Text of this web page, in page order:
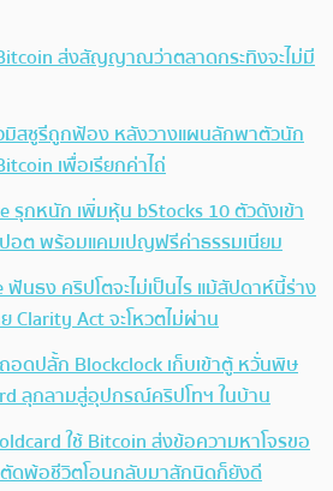
ส่งสัญญาณว่าตลาดกระทิงจะไม่มี
มิสซูรีถูกฟ้อง หลังวางแผนลักพาตัวนัก
เพื่อเรียกค่าไถ่
รุกหนัก เพิ่มหุ้น bStocks 10 ตัวดังเข้า
อต พร้อมแคมเปญฟรีค่าธรรมเนียม
ฟันธง คริปโตจะไม่เป็นไร แม้สัปดาห์นี้ร่าง
Clarity Act จะโหวตไม่ผ่าน
อดปลั้ก Blockclock เก็บเข้าตู้ หวั่นพิษ
ลุกลามสู่อุปกรณ์คริปโทฯ ในบ้าน
ใช้ Bitcoin ส่งข้อความหาโจรขอ
ดพ้อชีวิตโอนกลับมาสักนิดก็ยังดี